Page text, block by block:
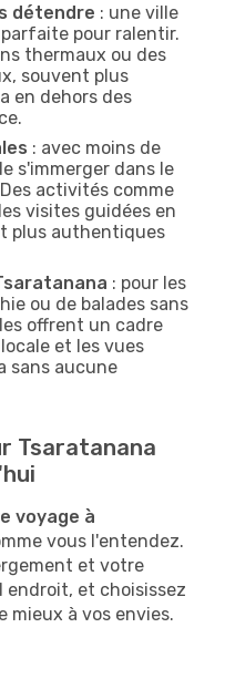
détendre : une ville
pour ralentir.
thermaux ou des
souvent plus
en dehors des
: avec moins de
s'immerger dans le
activités comme
visites guidées en
plus authentiques
: pour les
ou de balades sans
offrent un cadre
et les vues
sans aucune
Tsaratanana
voyage à
vous l'entendez.
et votre
endroit, et choisissez
mieux à vos envies.